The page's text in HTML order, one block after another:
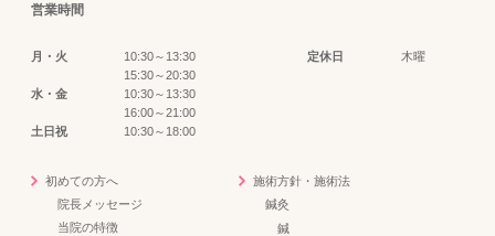
営業時間
月・火
10:30～13:30
15:30～20:30
定休日 木曜
水・金
10:30～13:30
16:00～21:00
土日祝
10:30～18:00
初めての方へ
院長メッセージ
当院の特徴
施術方針・施術法
鍼灸
鍼